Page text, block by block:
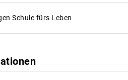
Schule fürs Leben